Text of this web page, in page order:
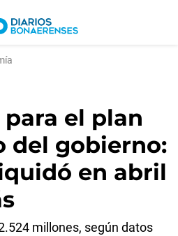
el plan
del gobierno:
en abril
millones, según datos